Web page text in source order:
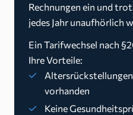
Rechnungen ein und
jedes Jahr unaufhörlich
Ein Tarifwechsel nach
Ihre Vorteile:
vorhanden
Keine